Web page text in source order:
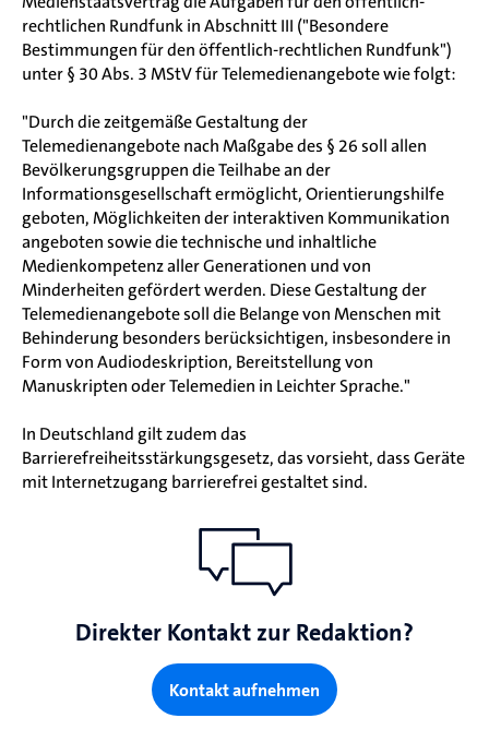
rechtlichen Rundfunk in Abschnitt III ("Besondere
Bestimmungen für den öffentlich-rechtlichen Rundfunk")
unter § 30 Abs. 3 MStVfür Telemedienangebote wie folgt:
"Durch die zeitgemäße Gestaltung der
Telemedienangebote nach Maßgabe des § 26 soll allen
Bevölkerungsgruppen die Teilhabe an der
Informationsgesellschaft ermöglicht, Orientierungshilfe
geboten, Möglichkeiten der interaktiven Kommunikation
angeboten sowie die technische und inhaltliche
Medienkompetenz aller Generationen und von
Minderheiten gefördert werden. Diese Gestaltung der
Telemedienangebote soll die Belange von Menschen mit
Behinderung besonders berücksichtigen, insbesondere in
Form von Audiodeskription, Bereitstellung von
Manuskripten oder Telemedien in Leichter Sprache."
In Deutschland gilt zudem das
Barrierefreiheitsstärkungsgesetz, das vorsieht, dass Geräte
mit Internetzugang barrierefrei gestaltet sind.
Direkter Kontakt zur Redaktion?
Kontakt aufnehmen